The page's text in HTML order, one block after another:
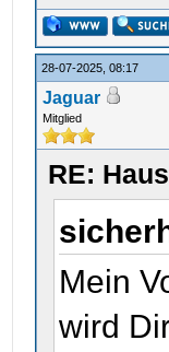
28-07-2025, 08:17
Jaguar
Mitglied
RE:
Mein
wird